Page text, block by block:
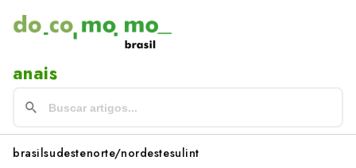
anais
brasilsudestenorte/nordestesulint